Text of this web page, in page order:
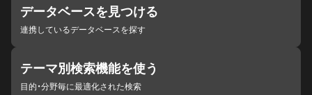
データベースを見つける
連携しているデータベースを探す
テーマ別検索機能を使う
目的・分野毎に最適化された検索